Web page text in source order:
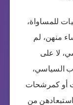
للمساواة،
منهن، لم
لا على
السياسي،
أو كمرشحات
من